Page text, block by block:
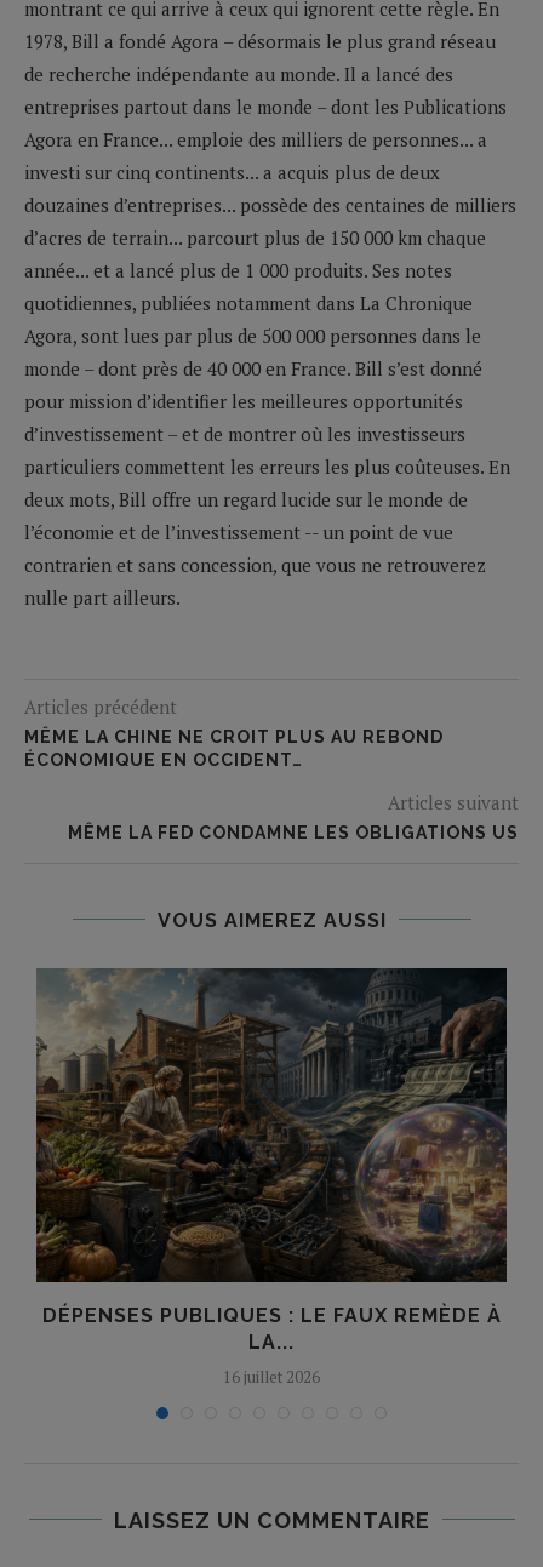
montrant ce qui arrive à ceux qui ignorent cette règle. En
1978, Bill a fondé Agora – désormais le plus grand réseau
de recherche indépendante au monde. Il a lancé des
entreprises partout dans le monde – dont les Publications
Agora en France... emploie des milliers de personnes... a
investi sur cinq continents... a acquis plus de deux
douzaines d’entreprises... possède des centaines de milliers
d’acres de terrain... parcourt plus de 150 000 km chaque
année... et a lancé plus de 1 000 produits. Ses notes
quotidiennes, publiées notamment dans La Chronique
Agora, sont lues par plus de 500 000 personnes dans le
monde – dont près de 40 000 en France. Bill s’est donné
pour mission d’identifier les meilleures opportunités
d’investissement – et de montrer où les investisseurs
particuliers commettent les erreurs les plus coûteuses. En
deux mots, Bill offre un regard lucide sur le monde de
l’économie et de l’investissement -- un point de vue
contrarien et sans concession, que vous ne retrouverez
nulle part ailleurs.
Articles précédent
MÊME LA CHINE NE CROIT PLUS AU REBOND
ÉCONOMIQUE EN OCCIDENT…
Articles suivant
MÊME LA FED CONDAMNE LES OBLIGATIONS US
VOUS AIMEREZ AUSSI
DÉPENSES PUBLIQUES : LE FAUX REMÈDE À
LA...
16 juillet 2026
LAISSEZ UN COMMENTAIRE